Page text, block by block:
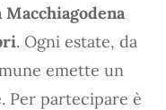
. Ogni estate, da
emette un
Per partecipare è